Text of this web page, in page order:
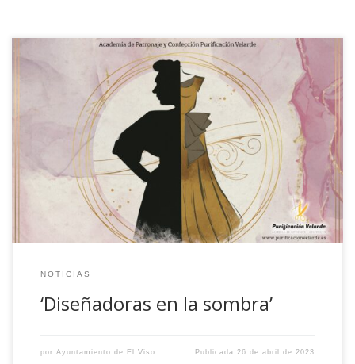
El Centro de Artesanía de El Viso, acogerá desde el 13 al 28
de mayo la a exposición “Diseñadoras en la sombra” de la
Academia de Confección Purificación Velarde. Horario de
exposición: de lunes a domingo de 18:30 a 20:30 horas.
NOTICIAS
‘Diseñadoras en la sombra’
por Ayuntamiento de El Viso Publicada 26 de abril de 2023